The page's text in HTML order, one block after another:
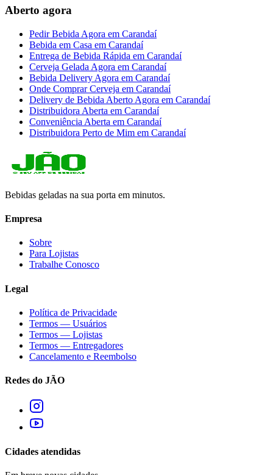
Aberto agora
Pedir Bebida Agora em Carandaí
Bebida em Casa em Carandaí
Entrega de Bebida Rápida em Carandaí
Cerveja Gelada Agora em Carandaí
Bebida Delivery Agora em Carandaí
Onde Comprar Cerveja em Carandaí
Delivery de Bebida Aberto Agora em Carandaí
Distribuidora Aberta em Carandaí
Conveniência Aberta em Carandaí
Distribuidora Perto de Mim em Carandaí
Bebidas geladas na sua porta em minutos.
Empresa
Sobre
Para Lojistas
Trabalhe Conosco
Legal
Política de Privacidade
Termos — Usuários
Termos — Lojistas
Termos — Entregadores
Cancelamento e Reembolso
Redes do JÃO
Cidades atendidas